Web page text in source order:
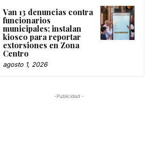
Van 13 denuncias contra
funcionarios
municipales; instalan
kiosco para reportar
extorsiones en Zona
Centro
agosto 1, 2026
-Publicidad -